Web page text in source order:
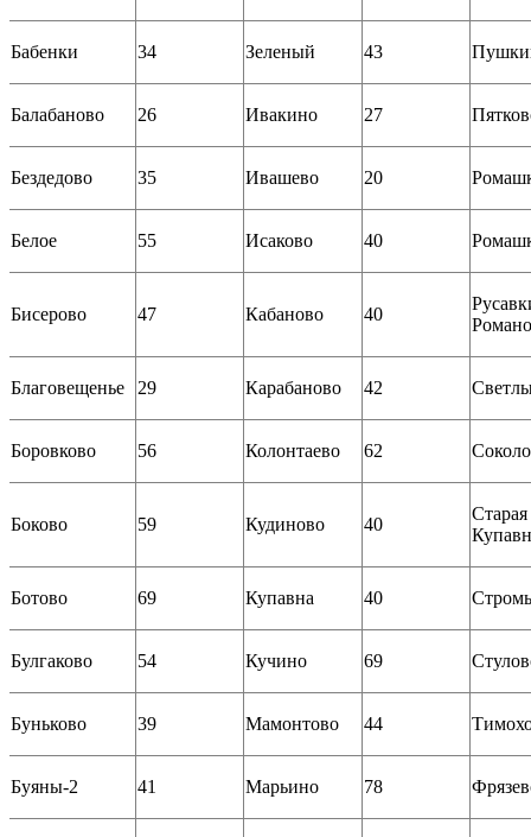
Бабенки 34 Зеленый 43
Балабаново 26 Ивакино 27
Бездедово 35 Ивашево 20
Белое 55 Исаково 40
Бисерово 47 Кабаново 40
Благовещенье 29 Карабаново 42
Боровково 56 Колонтаево 62
Боково 59 Кудиново 40
Старая
Ботово 69 Купавна 40
Булгаково 54 Кучино 69
Буньково 39 Мамонтово 44
Буяны-2 41 Марьино 78